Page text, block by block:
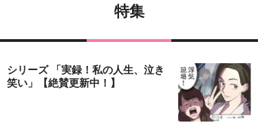
特集
シリーズ 「実録！私の人生、泣き
笑い」【絶賛更新中！】